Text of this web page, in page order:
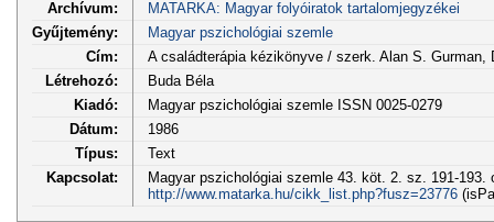
Archívum:
MATARKA: Magyar folyóiratok tartalomjegyzékei
Gyűjtemény:
Magyar pszichológiai szemle
Cím:
A családterápia kézikönyve / szerk. Alan S. Gurman,
Létrehozó:
Buda Béla
Kiadó:
Magyar pszichológiai szemle ISSN 0025-0279
Dátum:
1986
Típus:
Text
Kapcsolat:
Magyar pszichológiai szemle 43. köt. 2. sz. 191-193.
http://www.matarka.hu/cikk_list.php?fusz=23776